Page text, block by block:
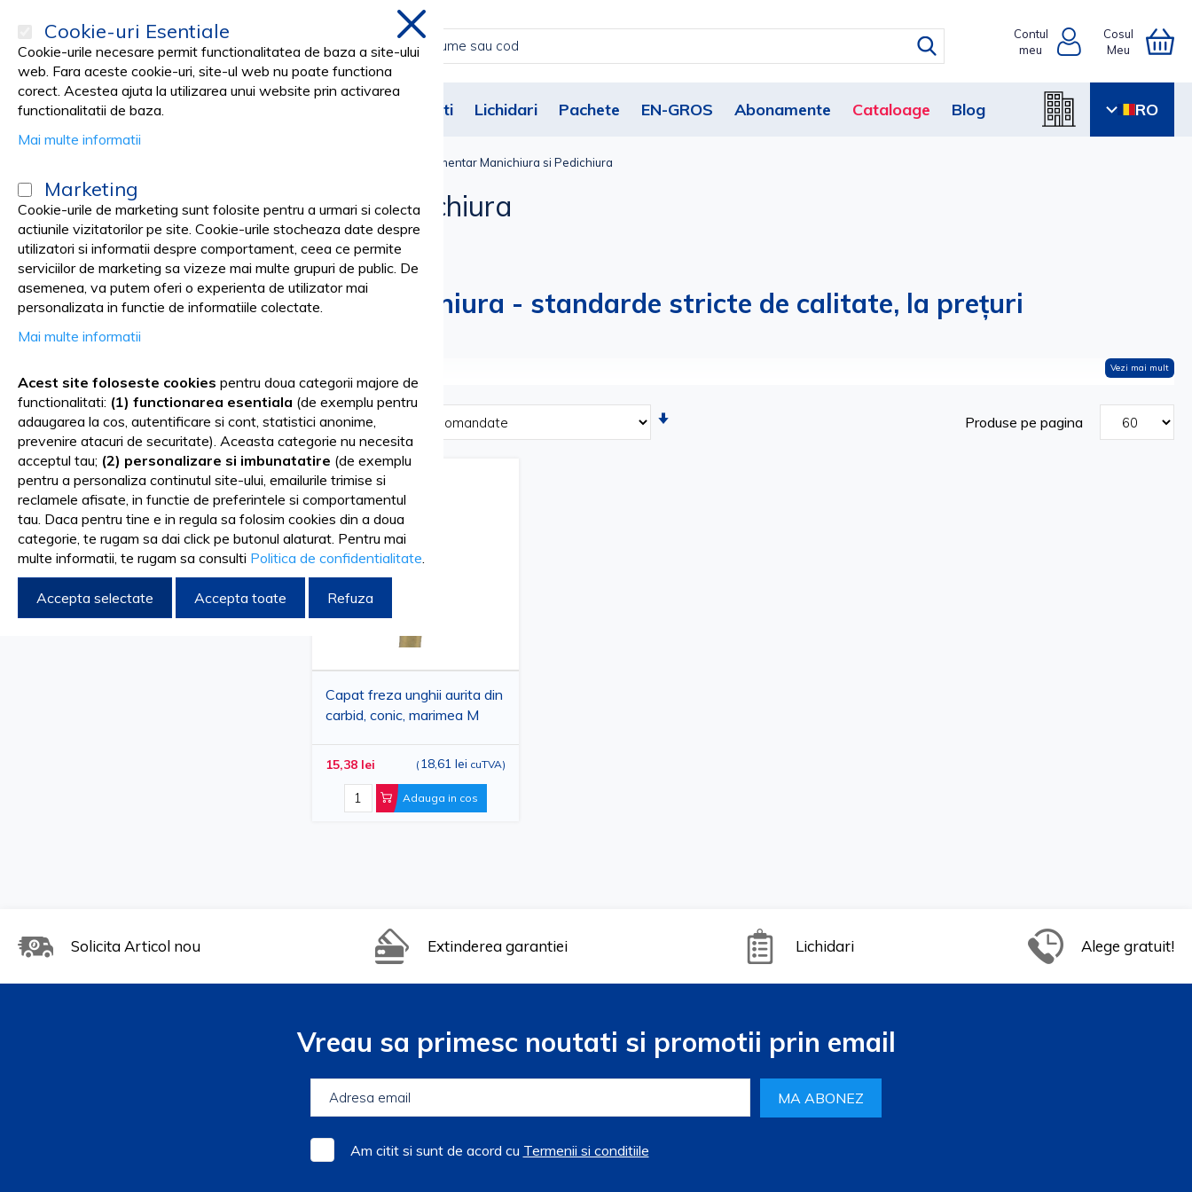
Contul
meu
RO
Cosul
Meu
PRODUSE Noutati Lichidari Pachete EN-GROS Abonamente Cataloage Blog
Instrumentar Manichiura si Pedichiura
Instrumentar Manichiura si Pedichiura
Instrumentar Manichiura si Pedichiura - standarde stricte de calitate, la prețuri
competitive.
Vezi mai mult
Sortare dupa Produse pe pagina
Capat freza unghii aurita din
carbid, conic, marimea M
15,38 lei ( 18,61 lei cuTVA)
Adauga in cos
FILTRARE DUPA
2.3x14.5mm Sterge filtrele
COMPARA PRODUSE
Nu aveti produse de comparat.
Solicita Articol nou Extinderea garantiei Lichidari Alege gratuit!
Vreau sa primesc noutati si promotii prin email
MA ABONEZ
Am citit si sunt de acord cu Termenii si conditiile
inchide
Cookie-uri Esentiale
Cookie-urile necesare permit functionalitatea de baza a site-ului
web. Fara aceste cookie-uri, site-ul web nu poate functiona
corect. Acestea ajuta la utilizarea unui website prin activarea
functionalitatii de baza.
Mai multe informatii
Marketing
Cookie-urile de marketing sunt folosite pentru a urmari si colecta
actiunile vizitatorilor pe site. Cookie-urile stocheaza date despre
utilizatori si informatii despre comportament, ceea ce permite
serviciilor de marketing sa vizeze mai multe grupuri de public. De
asemenea, va putem oferi o experienta de utilizator mai
personalizata in functie de informatiile colectate.
Mai multe informatii
Acest site foloseste cookies pentru doua categorii majore de
functionalitati: (1) functionarea esentiala (de exemplu pentru
adaugarea la cos, autentificare si cont, statistici anonime,
prevenire atacuri de securitate). Aceasta categorie nu necesita
acceptul tau; (2) personalizare si imbunatatire (de exemplu
pentru a personaliza continutul site-ului, emailurile trimise si
reclamele afisate, in functie de preferintele si comportamentul
tau. Daca pentru tine e in regula sa folosim cookies din a doua
categorie, te rugam sa dai click pe butonul alaturat. Pentru mai
multe informatii, te rugam sa consulti Politica de confidentialitate.
Accepta selectate Accepta toate Refuza